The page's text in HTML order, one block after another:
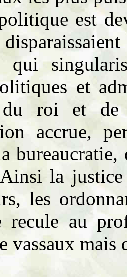
est
qui
et
roi et de
accrue,
bureaucratie,
Ainsi la
les
recule au
vassaux mais